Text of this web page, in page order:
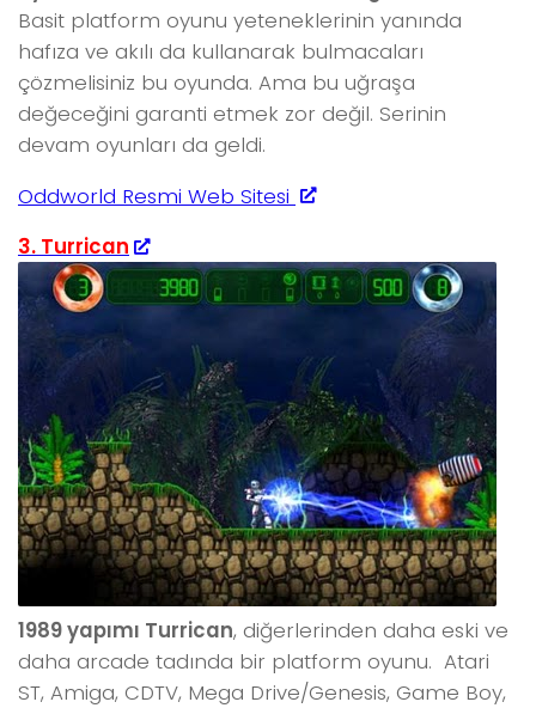
Basit platform oyunu yeteneklerinin yanında
hafıza ve akılı da kullanarak bulmacaları
çözmelisiniz bu oyunda. Ama bu uğraşa
değeceğini garanti etmek zor değil. Serinin
devam oyunları da geldi.
Oddworld Resmi Web Sitesi
3. Turrican
1989 yapımı Turrican, diğerlerinden daha eski ve
daha arcade tadında bir platform oyunu. Atari
ST, Amiga, CDTV, Mega Drive/Genesis, Game Boy,